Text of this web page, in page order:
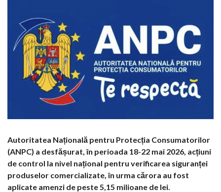
Autoritatea Națională pentru Protecția Consumatorilor
(ANPC) a desfășurat, în perioada 18-22 mai 2026, acțiuni
de control la nivel național pentru verificarea siguranței
produselor comercializate, în urma cărora au fost
aplicate amenzi de peste 5,15 milioane de lei.